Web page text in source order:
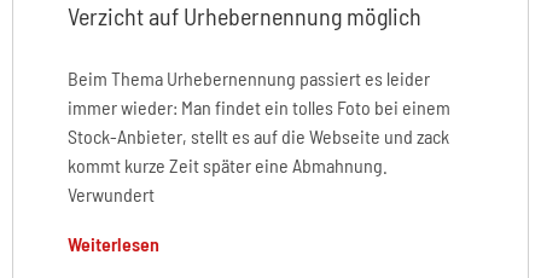
Verzicht auf Urhebernennung möglich
Beim Thema Urhebernennung passiert es leider
immer wieder: Man findet ein tolles Foto bei einem
Stock-Anbieter, stellt es auf die Webseite und zack
kommt kurze Zeit später eine Abmahnung.
Verwundert
Weiterlesen